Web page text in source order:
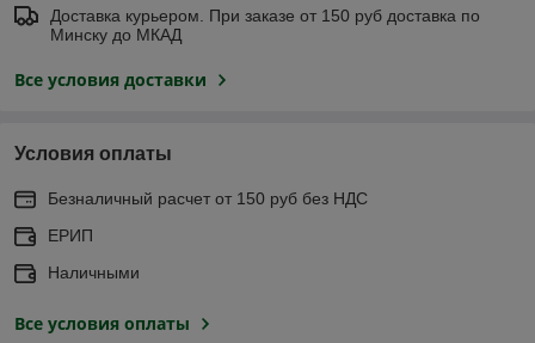
Доставка курьером. При заказе от 150 руб доставка по
Минску до МКАД
Все условия доставки
Условия оплаты
Безналичный расчет от 150 руб без НДС
ЕРИП
Наличными
Все условия оплаты